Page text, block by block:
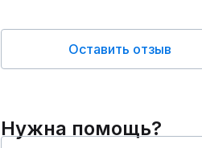
Оставить отзыв
Нужна помощь?